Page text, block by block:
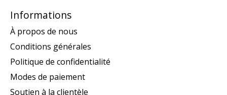
Informations
À propos de nous
Conditions générales
Politique de confidentialité
Modes de paiement
Soutien à la clientèle